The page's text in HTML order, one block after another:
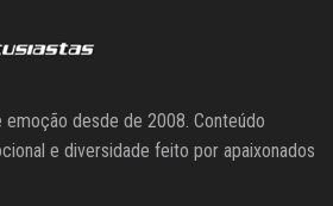
desde de 2008. Conteúdo
e diversidade feito por apaixonados